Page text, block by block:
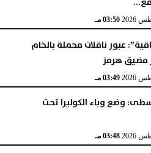
03:50 مـ
عبور ناقلات محملة بالخام
مضيق هرمز
03:49 مـ
وضع وباء الكوليرا تحت
03:48 مـ